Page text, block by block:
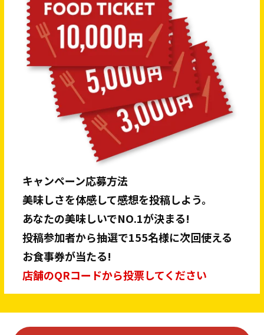
キャンペーン応募方法
美味しさを体感して感想を投稿しよう。
あなたの美味しいでNO.1が決まる!
投稿参加者から抽選で155名様に次回使える
お食事券が当たる!
店舗のQRコードから投票してください